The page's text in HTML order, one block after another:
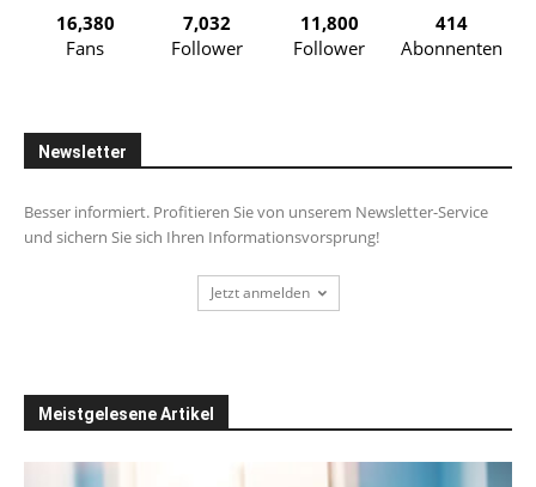
16,380
Fans
7,032
Follower
11,800
Follower
414
Abonnenten
Newsletter
Besser informiert. Profitieren Sie von unserem Newsletter-Service
und sichern Sie sich Ihren Informationsvorsprung!
Jetzt anmelden
Meistgelesene Artikel